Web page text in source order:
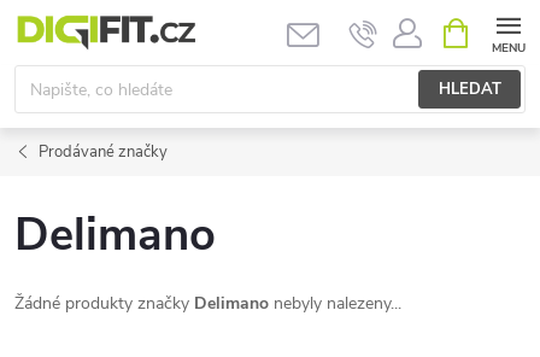
Přejít
obsah
HLEDAT
NÁKUPNÍ
KOŠÍK
Prodávané značky
Delimano
Žádné produkty značky Delimano nebyly nalezeny...